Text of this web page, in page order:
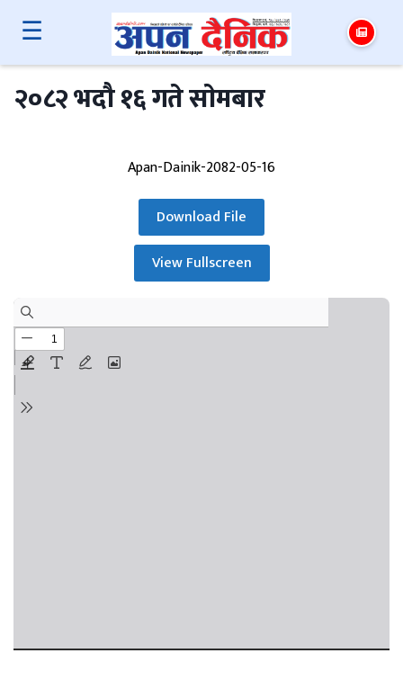
☰
२०८२ भदौ १६ गते साेमबार
Apan-Dainik-2082-05-16
Download File
View Fullscreen